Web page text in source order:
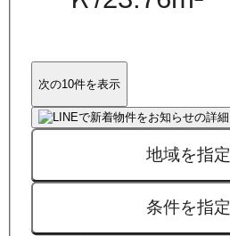
次の10件を表示
地域を指定
条件を指定